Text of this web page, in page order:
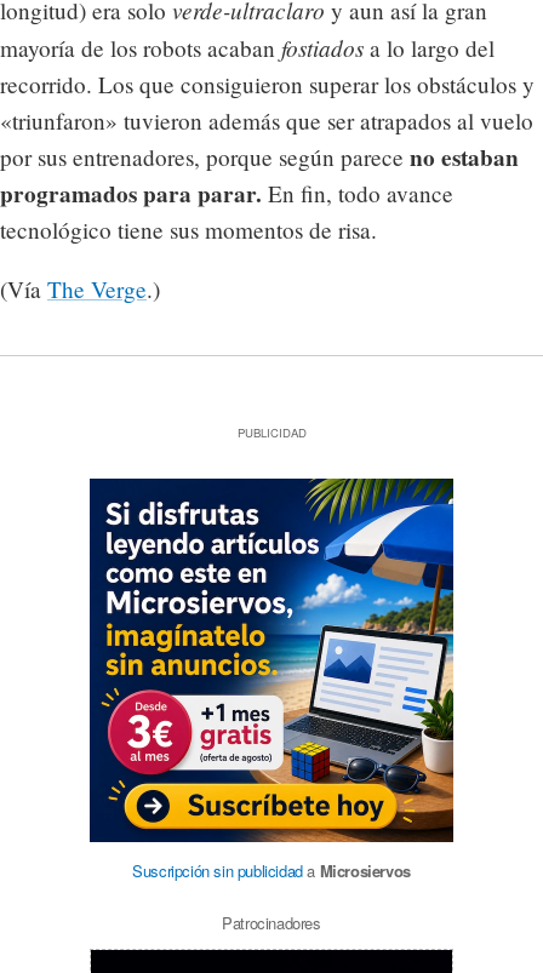
longitud) era solo verde-ultraclaro y aun así la gran
mayoría de los robots acaban fostiados a lo largo del
recorrido. Los que consiguieron superar los obstáculos y
«triunfaron» tuvieron además que ser atrapados al vuelo
por sus entrenadores, porque según parece no estaban
programados para parar. En fin, todo avance
tecnológico tiene sus momentos de risa.
(Vía The Verge.)
PUBLICIDAD
Suscripción sin publicidada Microsiervos
Patrocinadores